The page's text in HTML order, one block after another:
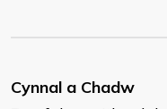
Cynnal a Chadw